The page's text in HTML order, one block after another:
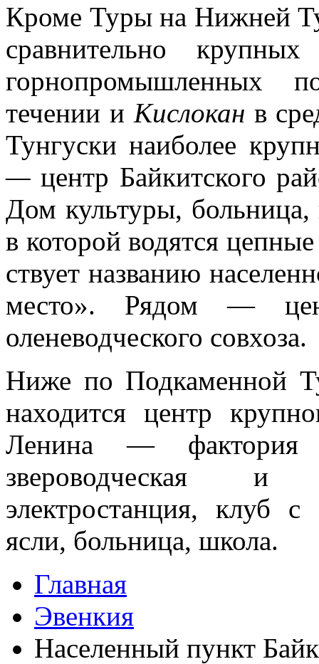
Кроме Туры на Нижней
сравнительно
горнопро­мышленных
течении и Кислокан в
Тунгуски наиболее
—центр Байкитского
Дом культуры, больница,
в которой водятся
ствует названию
место». Рядом —
оленеводческого сов­хоза.
Ниже по Подкаменной
находится центр
Ленина —
звероводческая и
электростанция, клуб с
ясли, больница, школа.
Главная
Эвенкия
Населенный пункт